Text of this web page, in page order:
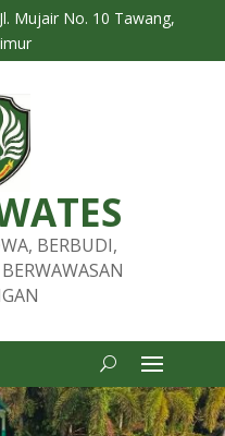
Jl. Mujair No. 10 Tawang,
BERBUDI,